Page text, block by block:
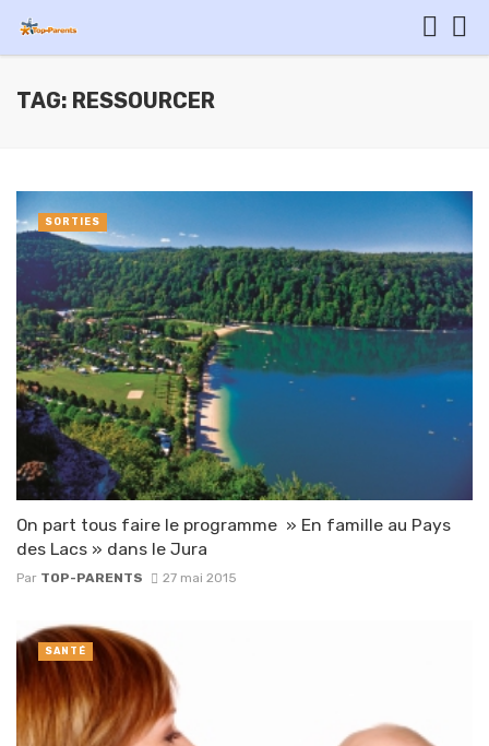
TAG: RESSOURCER
On part tous faire le programme » En famille au Pays
des Lacs » dans le Jura
Par TOP-PARENTS 27 mai 2015
SORTIES
SANTÉ